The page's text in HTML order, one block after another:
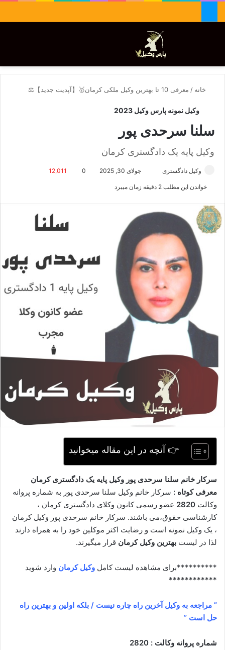
تغییر پوسته
خانه / معرفی 10 تا بهترین وکیل ملکی کرمان🥇【آپدیت جدید】⚖️
وکیل نمونه پارس وکیل 2023
سلنا سرحدی پور
وکیل پایه یک دادگستری کرمان
وکیل دادگستری
ا
م
ی
جولای 30, 2025 0
12,011
خواندن این مطلب 2 دقیقه زمان میبرد
👉 آنچه در این مقاله میخوانید
سرکار خانم سلنا سرحدی پور وکیل پایه یک دادگستری کرمان
معرفی کوتاه : سرکار خانم وکیل سلنا سرحدی پور به شماره پروانه
وکالت 2820 عضو رسمی کانون وکلای دادگستری کرمان ،
کارشناسی حقوق،می باشند. سرکار خانم سرحدی پور وکیل کرمان
، یک وکیل نمونه است و رضایت اکثر موکلین خود را به همراه دارند
لذا در لیست بهترین وکیل کرمان قرار میگیرند.
**********برای مشاهده لیست کامل وکیل کرمان وارد شوید
************
” مراجعه به وکیل آخرین راه چاره نیست / بلکه اولین و بهترین راه
حل است ”
شماره پروانه وکالت : 2820